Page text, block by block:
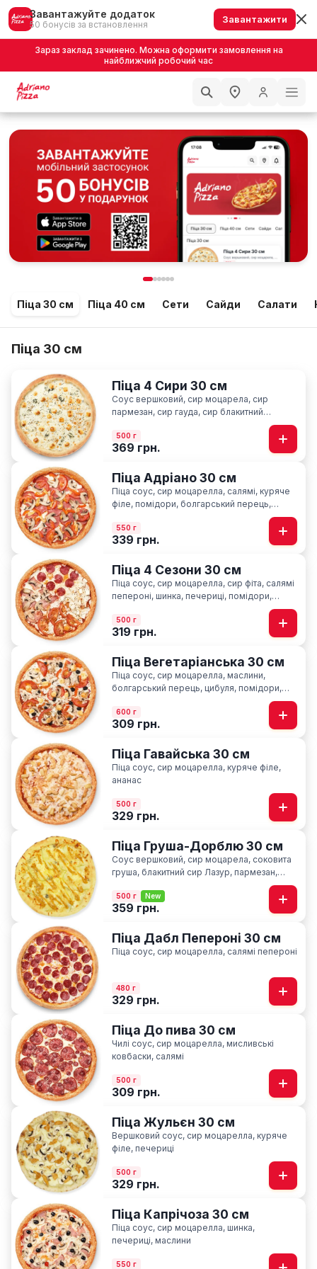
Завантажуйте додаток
50 бонусів за встановлення Завантажити
Зараз заклад зачинено. Можна оформити замовлення на
найближчий робочий час
Піца 30 см Піца 40 см Сети Сайди Салати
Піца 30 см
Піца 4 Сири 30 см
Соус вершковий, сир моцарела, сир
пармезан, сир гауда, сир блакитний
500 г
369 грн.
Піца Адріано 30 см
Піца соус, сир моцарелла, салямі, куряче
філе, помідори, болгарський перець,
550 г
339 грн.
Піца 4 Сезони 30 см
Піца соус, сир моцарелла, cир фіта, салямі
пепероні, шинка, печериці, помідори,
500 г
319 грн.
Піца Вегетаріанська 30 см
Піца соус, сир моцарелла, маслини,
болгарський перець, цибуля, помідори,
600 г
309 грн.
Піца Гавайська 30 см
Піца соус, сир моцарелла, куряче філе,
ананас
500 г
329 грн.
Піца Груша-Дорблю 30 см
Соус вершковий, сир моцарела, соковита
груша, блакитний сир Лазур, пармезан,
500 г New
359 грн.
Піца Дабл Пепероні 30 см
Піца соус, сир моцарелла, салямі пепероні
480 г
329 грн.
Піца До пива 30 см
Чилі соус, сир моцарелла, мисливські
ковбаски, салямі
500 г
309 грн.
Піца Жульєн 30 см
Вершковий соус, сир моцарелла, куряче
філе, печериці
500 г
329 грн.
Піца Капрічоза 30 см
Піца соус, сир моцарелла, шинка,
печериці, маслини
550 г